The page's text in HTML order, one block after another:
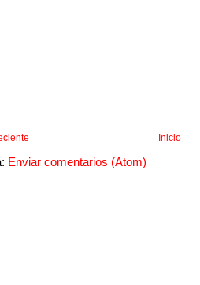
Inicio
Enviar comentarios (Atom)